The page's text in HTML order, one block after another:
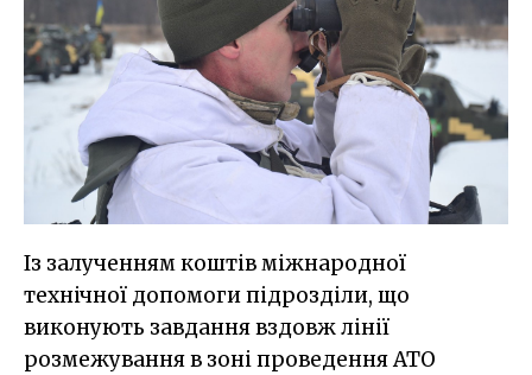
Із залученням коштів міжнародної
технічної допомоги підрозділи, що
виконують завдання вздовж лінії
розмежування в зоні проведення АТО